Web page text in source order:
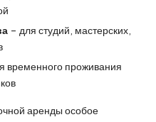
– для студий, мастерских,
временного проживания
аренды особое